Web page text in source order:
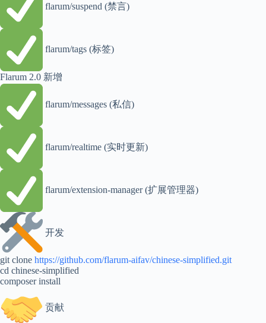
flarum/suspend (禁言)
flarum/tags (标签)
Flarum 2.0 新增
flarum/messages (私信)
flarum/realtime (实时更新)
flarum/extension-manager (扩展管理器)
开发
git clone https://github.com/flarum-aifav/chinese-simplified.git
cd chinese-simplified
composer install
贡献